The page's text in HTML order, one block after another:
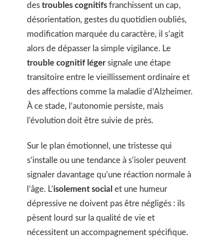
des troubles cognitifs franchissent un cap,
désorientation, gestes du quotidien oubliés,
modification marquée du caractère, il s’agit
alors de dépasser la simple vigilance. Le
trouble cognitif légersignale une étape
transitoire entre le vieillissement ordinaire et
des affections comme la maladie d’Alzheimer.
À ce stade, l’autonomie persiste, mais
l’évolution doit être suivie de près.
Sur le plan émotionnel, une tristesse qui
s’installe ou une tendance à s’isoler peuvent
signaler davantage qu’une réaction normale à
l’âge. L’isolement social et une humeur
dépressive ne doivent pas être négligés : ils
pèsent lourd sur la qualité de vie et
nécessitent un accompagnement spécifique.